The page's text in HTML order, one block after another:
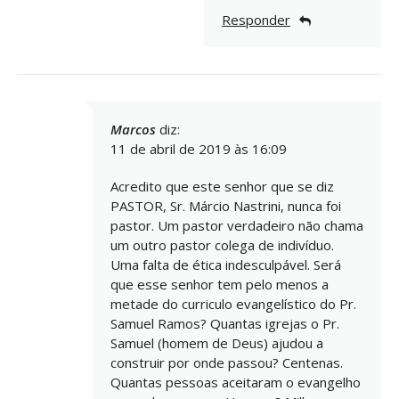
Responder
Marcos diz:
11 de abril de 2019 às 16:09
Acredito que este senhor que se diz
PASTOR, Sr. Márcio Nastrini, nunca foi
pastor. Um pastor verdadeiro não chama
um outro pastor colega de indivíduo.
Uma falta de ética indesculpável. Será
que esse senhor tem pelo menos a
metade do curriculo evangelístico do Pr.
Samuel Ramos? Quantas igrejas o Pr.
Samuel (homem de Deus) ajudou a
construir por onde passou? Centenas.
Quantas pessoas aceitaram o evangelho